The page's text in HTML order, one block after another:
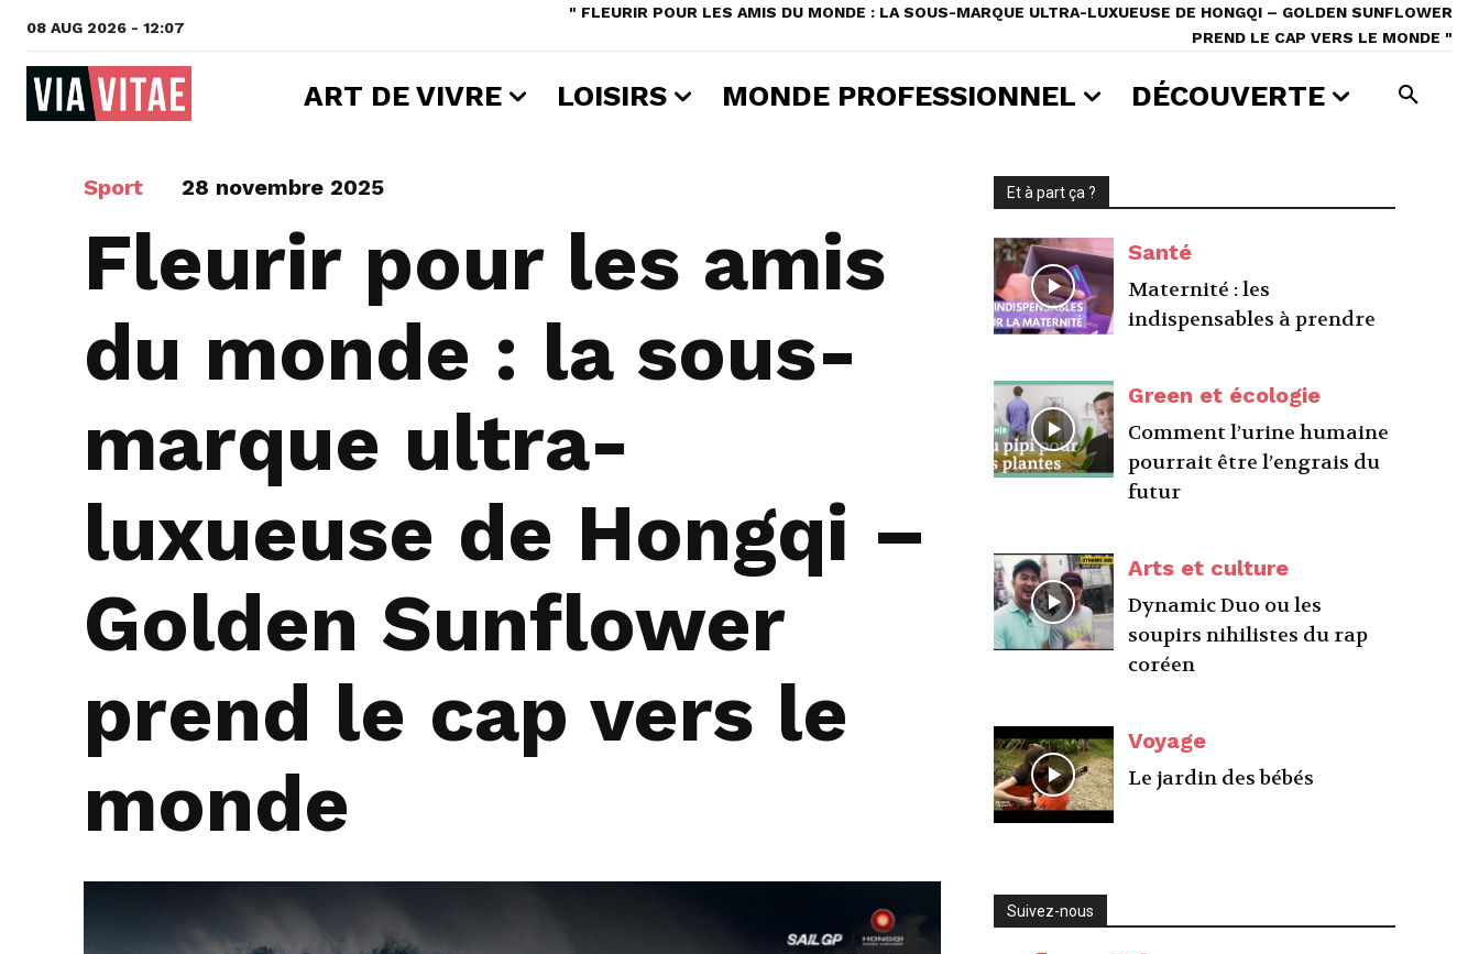
08 AUG 2026 - 12:07
" FLEURIR POUR LES AMIS DU MONDE : LA SOUS-MARQUE ULTRA-LUXUEUSE DE HONGQI – GOLDEN SUNFLOWER
PREND LE CAP VERS LE MONDE "
ART DE VIVRE LOISIRS MONDE PROFESSIONNEL DÉCOUVERTE
Sport 28 novembre 2025
Fleurir pour les amis
du monde : la sous-
marque ultra-
luxueuse de Hongqi –
Golden Sunflower
prend le cap vers le
monde
Et à part ça ?
Santé
Maternité : les
indispensables à prendre
Green et écologie
Comment l’urine humaine
pourrait être l’engrais du
futur
Arts et culture
Dynamic Duo ou les
soupirs nihilistes du rap
coréen
Voyage
Le jardin des bébés
Suivez-nous